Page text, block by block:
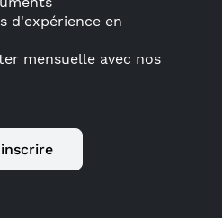
d'expérience en
mensuelle avec nos